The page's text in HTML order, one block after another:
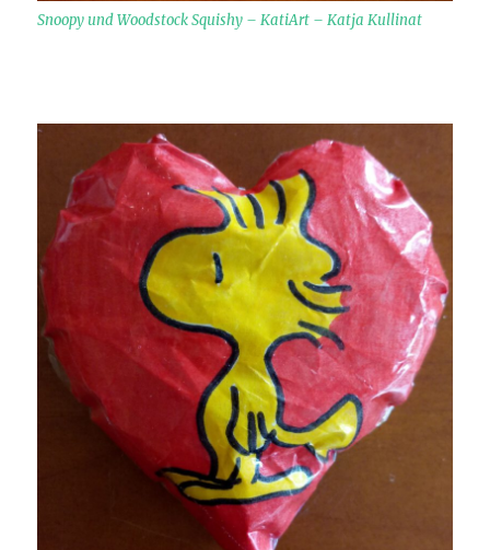
Snoopy und Woodstock Squishy – KatiArt – Katja Kullinat